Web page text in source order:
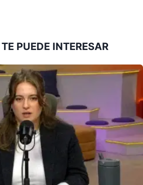
PUEDE INTERESAR